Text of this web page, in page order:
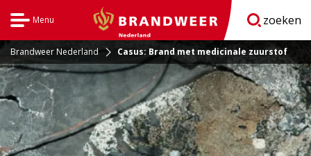
Menu
BrandweerNederland.nl
zoeken
Brandweer Nederland Casus: Brand met medicinale zuurstof